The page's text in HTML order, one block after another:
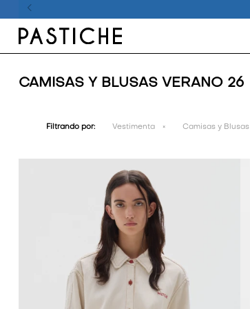
CAMISAS Y BLUSAS VERANO 26
Filtrando por: Vestimenta Camisas y Blusas